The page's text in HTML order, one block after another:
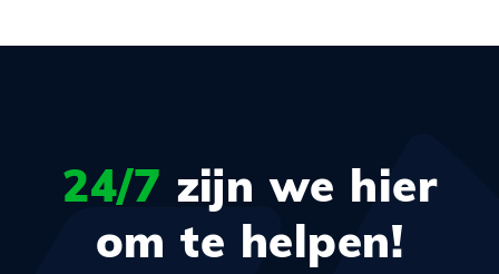
24/7 zijn we hier
om te helpen!